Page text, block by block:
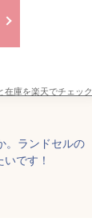
在庫を楽天でチェック
。ランドセルの
です！